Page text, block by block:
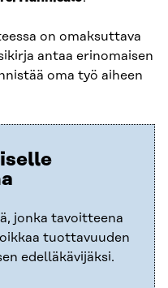
on omaksuttava
antaa erinomaisen
oma työ aiheen
jonka tavoitteena
tuottavuuden
edelläkävijäksi.